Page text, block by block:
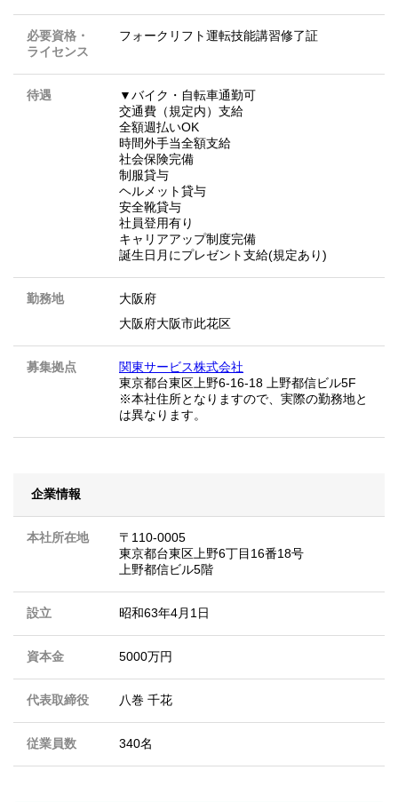
必要資格・
ライセンス
フォークリフト運転技能講習修了証
待遇
▼バイク・自転車通勤可
交通費（規定内）支給
全額週払いOK
時間外手当全額支給
社会保険完備
制服貸与
ヘルメット貸与
安全靴貸与
社員登用有り
キャリアアップ制度完備
誕生日月にプレゼント支給(規定あり)
勤務地
大阪府
大阪府大阪市此花区
募集拠点
関東サービス株式会社
東京都台東区上野6-16-18 上野都信ビル5F
※本社住所となりますので、実際の勤務地と
は異なります。
企業情報
本社所在地
〒110-0005
東京都台東区上野6丁目16番18号
上野都信ビル5階
設立 昭和63年4月1日
資本金 5000万円
代表取締役 八巻 千花
従業員数 340名